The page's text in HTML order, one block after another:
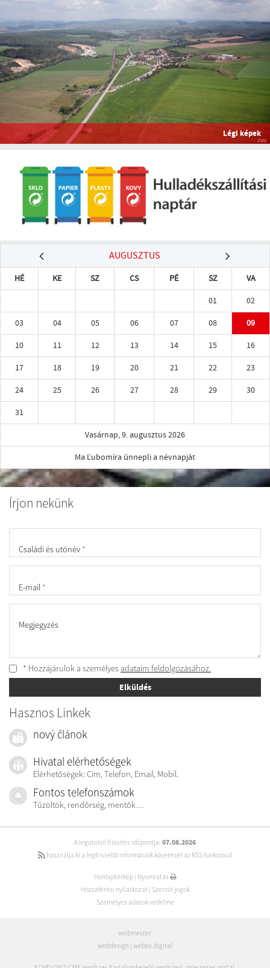
Légi képek
AUGUSZTUS
HÉ KE SZ CS PÉ SZ
VA
01
02
03
04 05 06 07 08
09
10
11 12 13 14 15
16
17
18 19 20 21 22
23
24
25 26 27 28 29
30
31
Vasárnap, 9. augusztus 2026
Ma Ľubomíra ünnepli a névnapját
Írjon nekünk
Családi és utónév *
E-mail *
Megjegyzés
* Hozzájárulok a személyes adataim feldolgozásához.
Elküldés
Hasznos Linkek
nový článok
Hivatal elérhetőségek
Elérhetőségek: Cím, Telefon, Email, Mobil.
Fontos telefonszámok
Tűzoltók, rendőrség, mentők…
A legutolsó frissítés időpontja: 07.08.2026
használja ki a legfrissebb információk követését az RSS funkcióval
Honlaptérkép| Nyomtatás
Hozzáférési nyilatkozat
Szerzői jogok
Személyes adatok védelme
webmester
webdesign webex.digital